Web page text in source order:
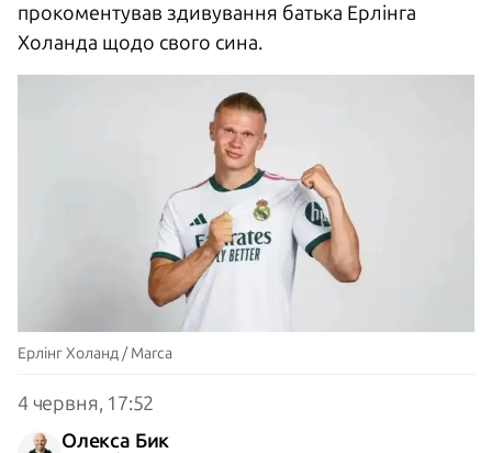
прокоментував здивування батька Ерлінга
Холанда щодо свого сина.
Ерлінг Холанд / Marca
4 червня, 17:52
Олекса Бик